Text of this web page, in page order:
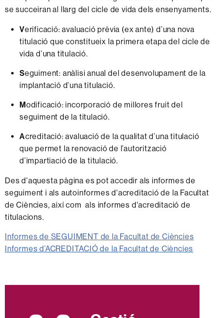
se succeiran al llarg del cicle de vida dels ensenyaments.
Verificació: avaluació prèvia (ex ante) d’una nova
titulació que constitueix la primera etapa del cicle de
vida d’una titulació.
Seguiment: anàlisi anual del desenvolupament de la
implantació d’una titulació.
Modificació: incorporació de millores fruit del
seguiment de la titulació.
Acreditació: avaluació de la qualitat d’una titulació
que permet la renovació de l’autorització
d’impartiació de la titulació.
Des d'aquesta pàgina es pot accedir als informes de
seguiment i als autoinformes d'acreditació de la Facultat
de Ciències, així com als informes d'acreditació de
titulacions.
Informes de SEGUIMENT de la Facultat de Ciències
Informes d’ACREDITACIÓ de la Facultat de Ciències
Informació